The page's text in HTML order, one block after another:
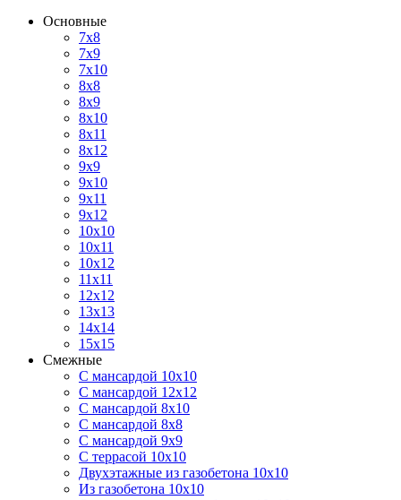
Основные
7х8
7х9
7х10
8х8
8х9
8х10
8х11
8х12
9х9
9х10
9х11
9х12
10х10
10х11
10х12
11х11
12х12
13х13
14х14
15х15
Смежные
С мансардой 10х10
С мансардой 12х12
С мансардой 8х10
С мансардой 8х8
С мансардой 9х9
С террасой 10х10
Двухэтажные из газобетона 10х10
Из газобетона 10х10